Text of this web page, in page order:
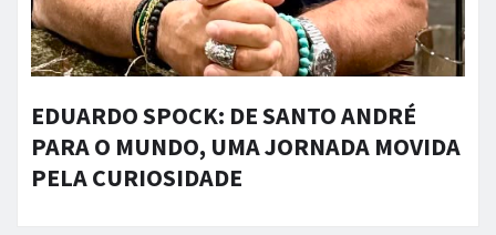
EDUARDO SPOCK: DE SANTO ANDRÉ
PARA O MUNDO, UMA JORNADA MOVIDA
PELA CURIOSIDADE